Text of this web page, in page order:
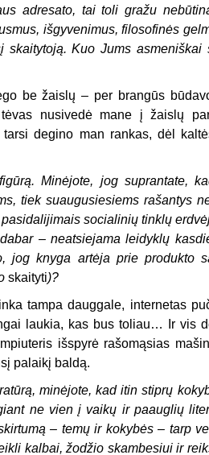
adresato, tai toli gražu
išgyvenimus, filosofinės
Kuo Jums asmeniškai
be žaislų – per brangūs
nusivedė mane į žaislų
degino man rankas, dėl
Minėjote, jog suprantate,
tiek suaugusiesiems rašantys
socialinių tinklų
–neatsiejama leidyklų
jog knyga artėja prie produkto
skaityti)?
tampa dauggale, internetas
laukia, kas bus toliau… Ir vis
išspyrė rašomąsias
palaikį baldą.
minėjote, kad itin stiprų
ne vien į vaikų ir paauglių
– temų ir kokybės – tarp
kalbai, žodžio skambesiui ir